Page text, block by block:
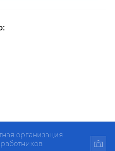
организация